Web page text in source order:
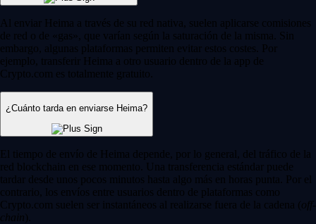
Al enviar Heima a través de su red nativa, suelen aplicarse comisiones
de red o de «gas», que varían según la saturación de la misma. Sin
embargo, algunas plataformas permiten evitar estos costes. Por
ejemplo, transferir Heima a otro usuario dentro de la app de
Crypto.com es totalmente gratuito.
¿Cuánto tarda en enviarse Heima?
El tiempo de envío de Heima depende, por lo general, del tráfico de la
red blockchain en ese momento. Una transferencia estándar puede
tardar desde unos pocos minutos hasta algo más en horas punta. Por el
contrario, los envíos entre usuarios dentro de plataformas como
Crypto.com suelen ser instantáneos al realizarse fuera de la cadena (off-
chain ).